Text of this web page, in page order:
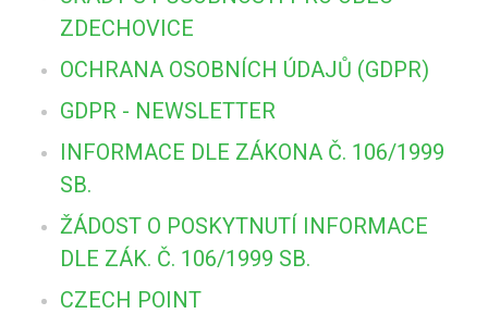
ZDECHOVICE
OCHRANA OSOBNÍCH ÚDAJŮ (GDPR)
GDPR - NEWSLETTER
INFORMACE DLE ZÁKONA Č. 106/1999
SB.
ŽÁDOST O POSKYTNUTÍ INFORMACE
DLE ZÁK. Č. 106/1999 SB.
CZECH POINT